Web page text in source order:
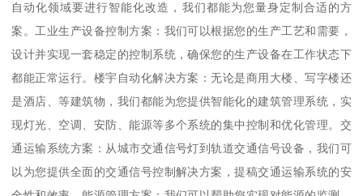
自动化领域要进行智能化改造，我们都能为您量身定制合适的方
案。工业生产设备控制方案：我们可以根据您的生产工艺和需要，
设计并实现一套稳定的控制系统，确保您的生产设备在工作状态下
都能正常运行。楼宇自动化解决方案：无论是商用大楼、写字楼还
是酒店、等建筑物，我们都能为您提供智能化的建筑管理系统，实
现灯光、空调、安防、能源等多个系统的集中控制和优化管理。交
通运输系统方案：从城市交通信号灯到轨道交通信号设备，我们可
以为您提供全面的交通信号控制解决方案，提稿交通运输系统的安